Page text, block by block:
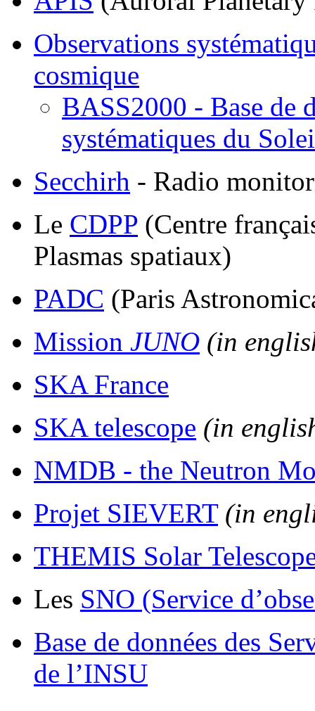
Observations
cosmique
BASS2000 - Base de
systématiques du
Secchirh - Radio
Le CDPP (Centre
Plasmas spatiaux)
PADC (Paris
Mission JUNO (in
SKA France
SKA telescope (in
NMDB - the Neutron
Projet SIEVERT (in
THEMIS Solar
Les SNO (Service
Base de données des
de l’INSU